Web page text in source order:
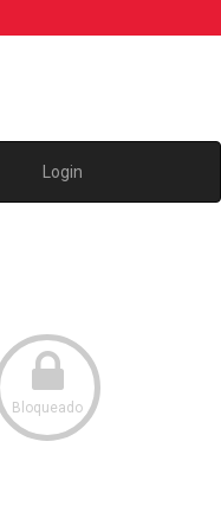
Login
Bloqueado